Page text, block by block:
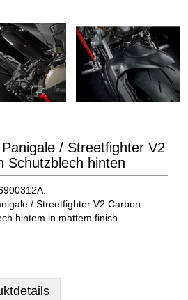
/ Streetfighter V2
Schutzblech hinten
/ Streetfighter V2 Carbon
hintem in mattem finish